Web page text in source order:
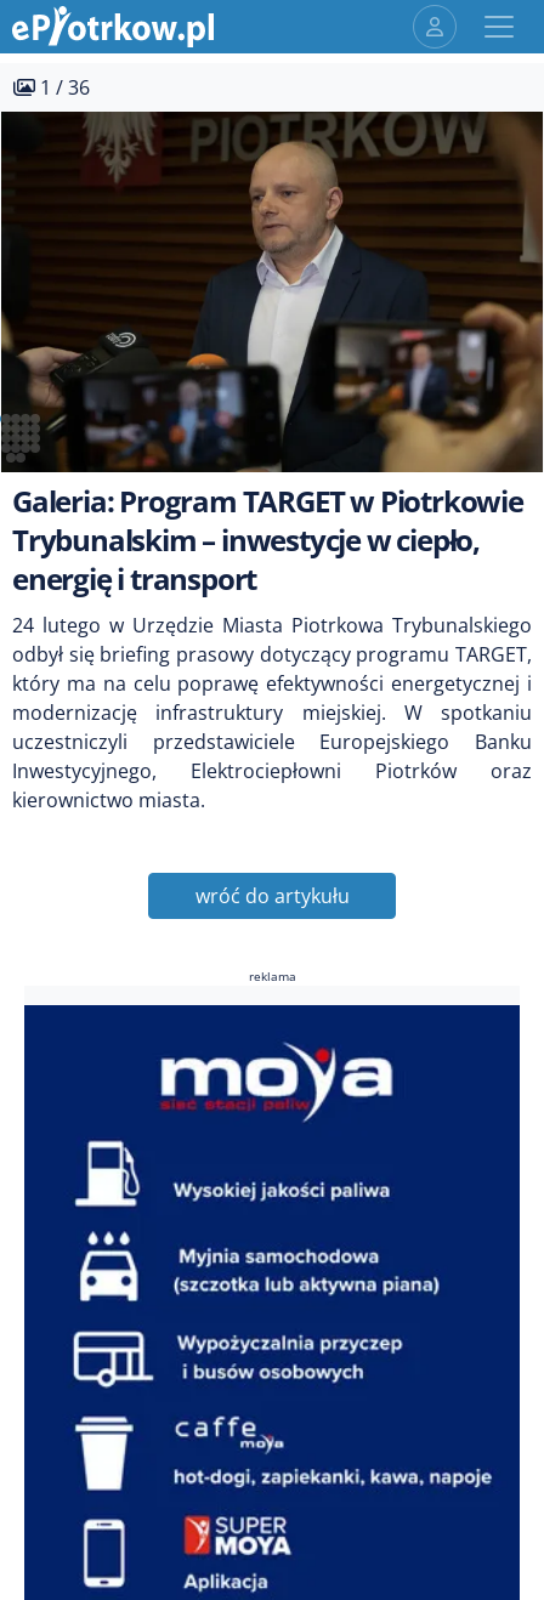
1 / 36
Galeria: Program TARGET w Piotrkowie
Trybunalskim – inwestycje w ciepło,
energię i transport
24 lutego w Urzędzie Miasta Piotrkowa Trybunalskiego
odbył się briefing prasowy dotyczący programu TARGET,
który ma na celu poprawę efektywności energetycznej i
modernizację infrastruktury miejskiej. W spotkaniu
uczestniczyli przedstawiciele Europejskiego Banku
Inwestycyjnego, Elektrociepłowni Piotrków oraz
kierownictwo miasta.
wróć do artykułu
reklama